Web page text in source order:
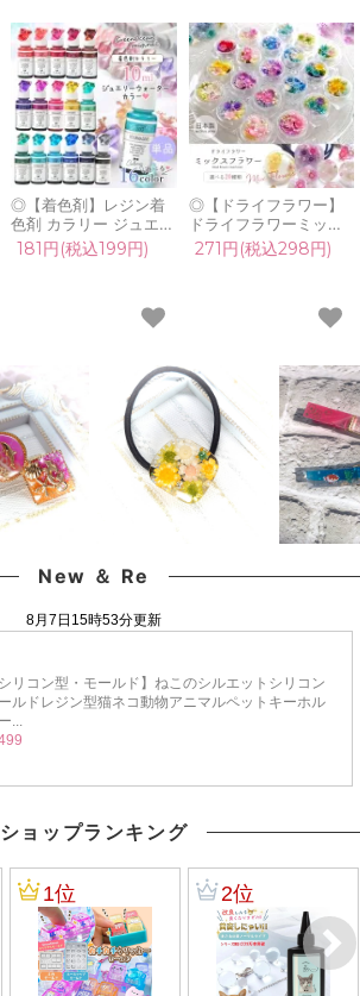
◎【着色剤】レジン着
色剤 カラリー ジュエリ
ーウォーターカラー 単
品 レジン着色料 定番
GreenOceanオリジナ
181円(税込199円)
◎【ドライフラワー】
ドライフラワーミック
ス 日本製 ハーバリウム
ハーバリューム プリザ
花材 小花 本物 パーツ
271円(税込298円)
New ＆ Re
ショップランキング